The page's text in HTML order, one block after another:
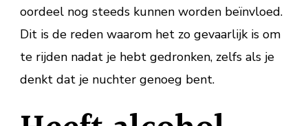
oordeel nog steeds kunnen worden beïnvloed.
Dit is de reden waarom het zo gevaarlijk is om
te rijden nadat je hebt gedronken, zelfs als je
denkt dat je nuchter genoeg bent.